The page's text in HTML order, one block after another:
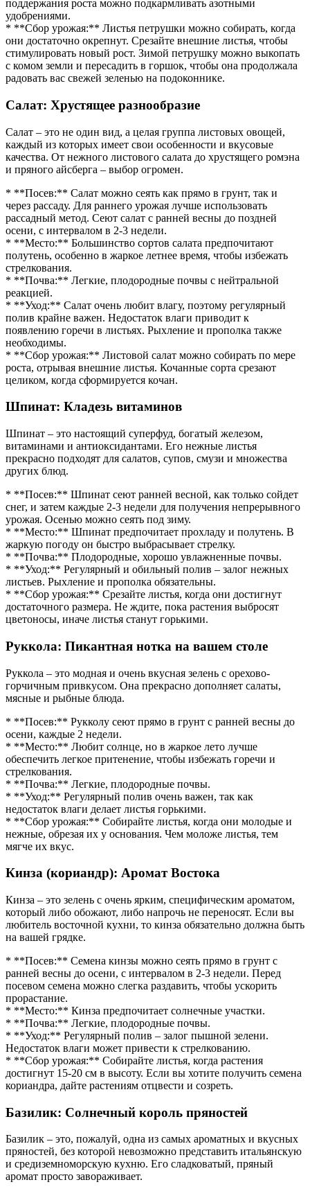
поддержания роста можно подкармливать азотными
удобрениями.
* **Сбор урожая:** Листья петрушки можно собирать, когда
они достаточно окрепнут. Срезайте внешние листья, чтобы
стимулировать новый рост. Зимой петрушку можно выкопать
с комом земли и пересадить в горшок, чтобы она продолжала
радовать вас свежей зеленью на подоконнике.
Салат: Хрустящее разнообразие
Салат – это не один вид, а целая группа листовых овощей,
каждый из которых имеет свои особенности и вкусовые
качества. От нежного листового салата до хрустящего ромэна
и пряного айсберга – выбор огромен.
* **Посев:** Салат можно сеять как прямо в грунт, так и
через рассаду. Для раннего урожая лучше использовать
рассадный метод. Сеют салат с ранней весны до поздней
осени, с интервалом в 2-3 недели.
* **Место:** Большинство сортов салата предпочитают
полутень, особенно в жаркое летнее время, чтобы избежать
стрелкования.
* **Почва:** Легкие, плодородные почвы с нейтральной
реакцией.
* **Уход:** Салат очень любит влагу, поэтому регулярный
полив крайне важен. Недостаток влаги приводит к
появлению горечи в листьях. Рыхление и прополка также
необходимы.
* **Сбор урожая:** Листовой салат можно собирать по мере
роста, отрывая внешние листья. Кочанные сорта срезают
целиком, когда сформируется кочан.
Шпинат: Кладезь витаминов
Шпинат – это настоящий суперфуд, богатый железом,
витаминами и антиоксидантами. Его нежные листья
прекрасно подходят для салатов, супов, смузи и множества
других блюд.
* **Посев:** Шпинат сеют ранней весной, как только сойдет
снег, и затем каждые 2-3 недели для получения непрерывного
урожая. Осенью можно сеять под зиму.
* **Место:** Шпинат предпочитает прохладу и полутень. В
жаркую погоду он быстро выбрасывает стрелку.
* **Почва:** Плодородные, хорошо увлажненные почвы.
* **Уход:** Регулярный и обильный полив – залог нежных
листьев. Рыхление и прополка обязательны.
* **Сбор урожая:** Срезайте листья, когда они достигнут
достаточного размера. Не ждите, пока растения выбросят
цветоносы, иначе листья станут горькими.
Руккола: Пикантная нотка на вашем столе
Руккола – это модная и очень вкусная зелень с орехово-
горчичным привкусом. Она прекрасно дополняет салаты,
мясные и рыбные блюда.
* **Посев:** Рукколу сеют прямо в грунт с ранней весны до
осени, каждые 2 недели.
* **Место:** Любит солнце, но в жаркое лето лучше
обеспечить легкое притенение, чтобы избежать горечи и
стрелкования.
* **Почва:** Легкие, плодородные почвы.
* **Уход:** Регулярный полив очень важен, так как
недостаток влаги делает листья горькими.
* **Сбор урожая:** Собирайте листья, когда они молодые и
нежные, обрезая их у основания. Чем моложе листья, тем
мягче их вкус.
Кинза (кориандр): Аромат Востока
Кинза – это зелень с очень ярким, специфическим ароматом,
который либо обожают, либо напрочь не переносят. Если вы
любитель восточной кухни, то кинза обязательно должна быть
на вашей грядке.
* **Посев:** Семена кинзы можно сеять прямо в грунт с
ранней весны до осени, с интервалом в 2-3 недели. Перед
посевом семена можно слегка раздавить, чтобы ускорить
прорастание.
* **Место:** Кинза предпочитает солнечные участки.
* **Почва:** Легкие, плодородные почвы.
* **Уход:** Регулярный полив – залог пышной зелени.
Недостаток влаги может привести к стрелкованию.
* **Сбор урожая:** Собирайте листья, когда растения
достигнут 15-20 см в высоту. Если вы хотите получить семена
кориандра, дайте растениям отцвести и созреть.
Базилик: Солнечный король пряностей
Базилик – это, пожалуй, одна из самых ароматных и вкусных
пряностей, без которой невозможно представить итальянскую
и средиземноморскую кухню. Его сладковатый, пряный
аромат просто завораживает.